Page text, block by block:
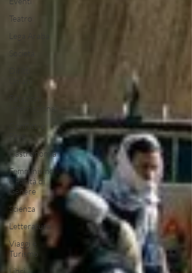
Teatro
Lega Araba
Internazionali
Conflitti e
Gastronomia
Femminismo
e Parità di
Genere
Scienza
Letteratura
Viaggi e
Turismo
Libri